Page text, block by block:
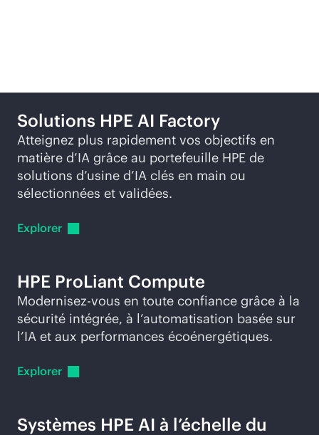
Solutions HPE AI Factory
Atteignez plus rapidement vos objectifs en
matière d’IA grâce au portefeuille HPE de
solutions d’usine d’IA clés en main ou
sélectionnées et validées.
Explorer
HPE ProLiant Compute
Modernisez-vous en toute confiance grâce à la
sécurité intégrée, à l’automatisation basée sur
l’IA et aux performances écoénergétiques.
Explorer
Systèmes HPE AI à l’échelle du